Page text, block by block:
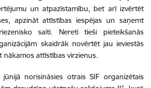
un atpazīstamību, bet arī izvērtēt
apzināt attīstības iespējas un saņemt
saiti. Nereti tieši pieteikšanās
skaidrāk novērtēt jau ieviestās
nākamos attīstības virzienus.
norisināsies otrais SIF organizētais